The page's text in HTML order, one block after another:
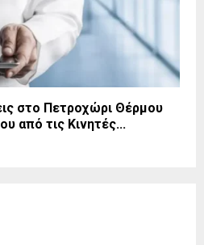
στο Πετροχώρι Θέρμου
από τις Κινητές...